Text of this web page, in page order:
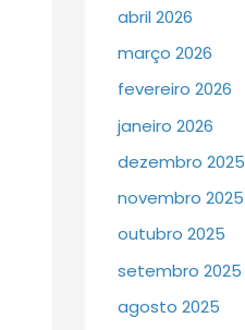
abril 2026
março 2026
fevereiro 2026
janeiro 2026
dezembro 2025
novembro 2025
outubro 2025
setembro 2025
agosto 2025